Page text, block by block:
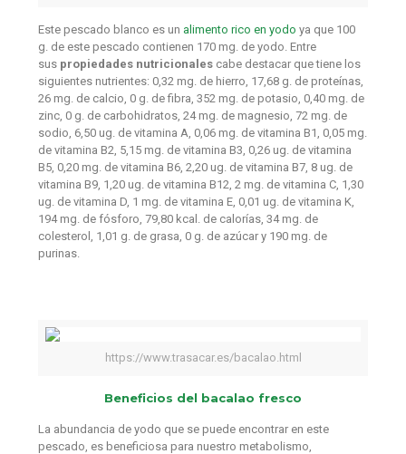
Este pescado blanco es un alimento rico en yodo ya que 100
g. de este pescado contienen 170 mg. de yodo. Entre
sus propiedades nutricionales cabe destacar que tiene los
siguientes nutrientes: 0,32 mg. de hierro, 17,68 g. de proteínas,
26 mg. de calcio, 0 g. de fibra, 352 mg. de potasio, 0,40 mg. de
zinc, 0 g. de carbohidratos, 24 mg. de magnesio, 72 mg. de
sodio, 6,50 ug. de vitamina A, 0,06 mg. de vitamina B1, 0,05 mg.
de vitamina B2, 5,15 mg. de vitamina B3, 0,26 ug. de vitamina
B5, 0,20 mg. de vitamina B6, 2,20 ug. de vitamina B7, 8 ug. de
vitamina B9, 1,20 ug. de vitamina B12, 2 mg. de vitamina C, 1,30
ug. de vitamina D, 1 mg. de vitamina E, 0,01 ug. de vitamina K,
194 mg. de fósforo, 79,80 kcal. de calorías, 34 mg. de
colesterol, 1,01 g. de grasa, 0 g. de azúcar y 190 mg. de
purinas.
https://www.trasacar.es/bacalao.html
Beneficios del bacalao fresco
La abundancia de yodo que se puede encontrar en este
pescado, es beneficiosa para nuestro metabolismo,